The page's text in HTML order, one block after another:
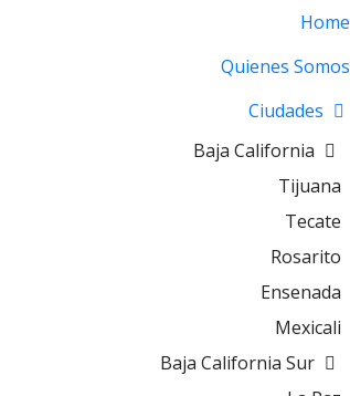
Home
Quienes Somos
Ciudades
Baja California
Tijuana
Tecate
Rosarito
Ensenada
Mexicali
Baja California Sur